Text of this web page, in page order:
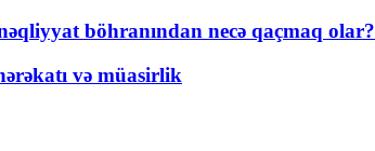
böhranından necə qaçmaq olar?
və müasirlik